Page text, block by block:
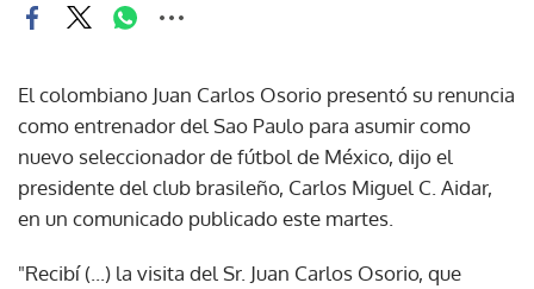
El colombiano Juan Carlos Osorio presentó su renuncia
como entrenador del Sao Paulo para asumir como
nuevo seleccionador de fútbol de México, dijo el
presidente del club brasileño, Carlos Miguel C. Aidar,
en un comunicado publicado este martes.
"Recibí (...) la visita del Sr. Juan Carlos Osorio, que